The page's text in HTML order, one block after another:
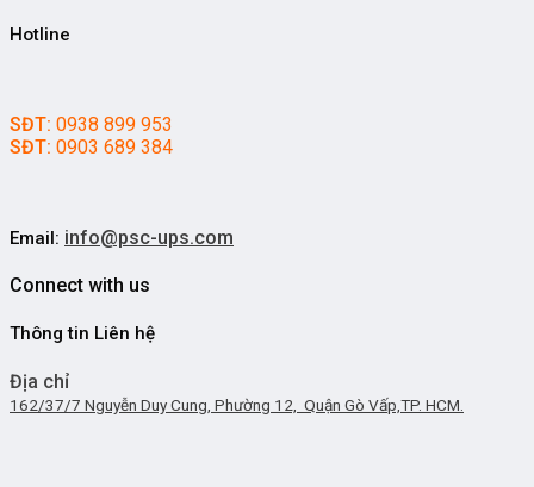
Hotline
SĐT: 0938 899 953
SĐT: 0903 689 384
Email: info@psc-ups.com
Connect with us
Thông tin Liên hệ
Địa chỉ
162/37/7 Nguyễn Duy Cung, Phường 12, Quận Gò Vấp,TP. HCM.